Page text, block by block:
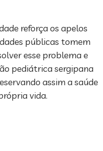
reforça os apelos
públicas tomem
esse problema e
pediátrica sergipana
assim a saúde
vida.